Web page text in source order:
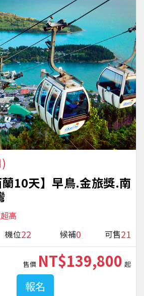
蘭10天】早鳥.金旅獎.南
高
機位22 候補0 可售21
售價 NT$139,800 起
報名